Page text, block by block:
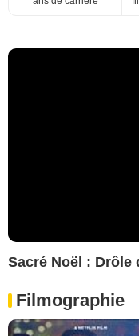
Sacré Noël : Drôle
Filmographie